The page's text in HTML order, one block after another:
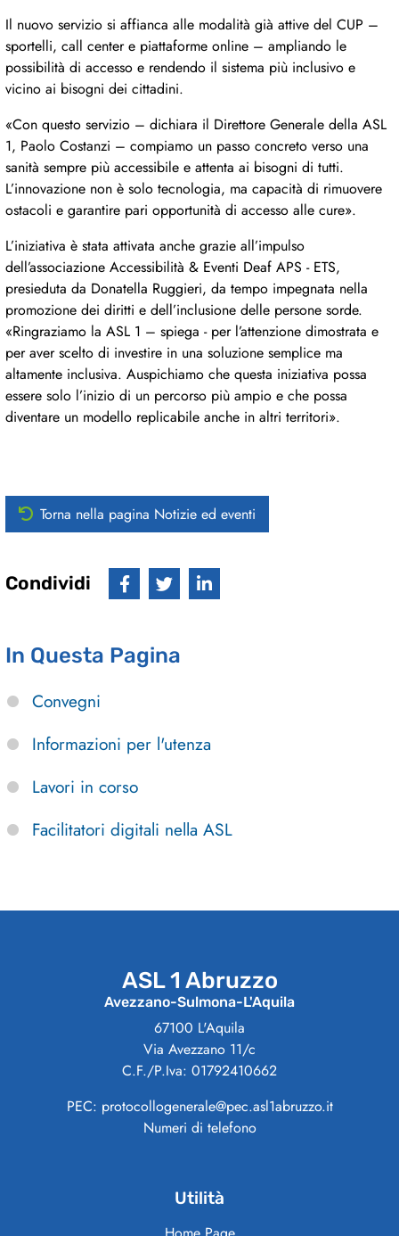
Il nuovo servizio si affianca alle modalità già attive del CUP –
sportelli, call center e piattaforme online – ampliando le
possibilità di accesso e rendendo il sistema più inclusivo e
vicino ai bisogni dei cittadini.
«Con questo servizio – dichiara il Direttore Generale della ASL
1, Paolo Costanzi – compiamo un passo concreto verso una
sanità sempre più accessibile e attenta ai bisogni di tutti.
L’innovazione non è solo tecnologia, ma capacità di rimuovere
ostacoli e garantire pari opportunità di accesso alle cure».
L’iniziativa è stata attivata anche grazie all’impulso
dell’associazione Accessibilità & Eventi Deaf APS - ETS,
presieduta da Donatella Ruggieri, da tempo impegnata nella
promozione dei diritti e dell’inclusione delle persone sorde.
«Ringraziamo la ASL 1 – spiega - per l’attenzione dimostrata e
per aver scelto di investire in una soluzione semplice ma
altamente inclusiva. Auspichiamo che questa iniziativa possa
essere solo l’inizio di un percorso più ampio e che possa
diventare un modello replicabile anche in altri territori».
Torna nella pagina Notizie ed eventi
Condividi
In Questa Pagina
Convegni
Informazioni per l'utenza
Lavori in corso
Facilitatori digitali nella ASL
ASL 1 Abruzzo
Avezzano-Sulmona-L'Aquila
67100 L'Aquila
Via Avezzano 11/c
C.F./P.Iva: 01792410662
PEC: protocollogenerale@pec.asl1abruzzo.it
Numeri di telefono
Utilità